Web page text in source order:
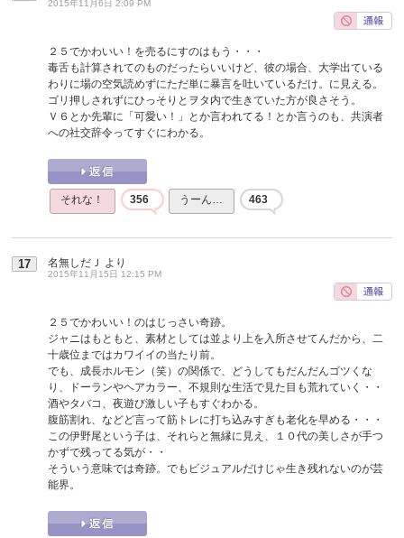
2015年11月6日 2:09 PM
２５でかわいい！を売るにすのはもう・・・
毒舌も計算されてのものだったらいいけど、彼の場合、大学出ている
わりに場の空気読めずにただ単に暴言を吐いているだけ。に見える。
ゴリ押しされずにひっそりとヲタ内で生きていた方が良さそう。
Ｖ６とか先輩に「可愛い！」とか言われてる！とか言うのも、共演者
への社交辞令ってすぐにわかる。
それな！ 356 うーん… 463
17 名無しだＪ より
2015年11月15日 12:15 PM
２５でかわいい！のはじっさい奇跡。
ジャニはもともと、素材としては並より上を入所させてんだから、二
十歳位まではカワイイの当たり前。
でも、成長ホルモン（笑）の関係で、どうしてもだんだんゴツくな
り、ドーランやヘアカラー、不規則な生活で見た目も荒れていく・・
酒やタバコ、夜遊び激しい子もすぐわかる。
腹筋割れ、などど言って筋トレに打ち込みすぎも老化を早める・・・
この伊野尾という子は、それらと無縁に見え、１０代の美しさが手つ
かずで残ってる気が・・
そういう意味では奇跡。でもビジュアルだけじゃ生き残れないのが芸
能界。